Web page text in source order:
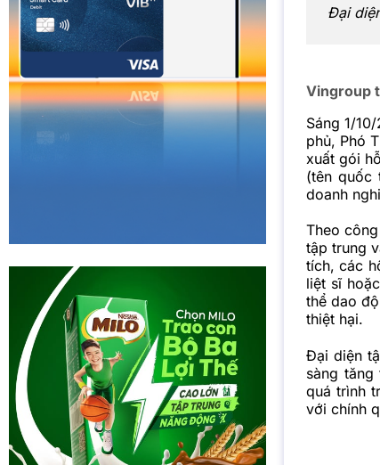
Đại
Vingroup
Sáng 1/
phủ, Phó
xuất gói
(tên quốc
doanh
Theo
tập trung
tích, các
liệt sĩ
thể dao
thiệt hại.
Đại diện
sàng
quá trình
với chính